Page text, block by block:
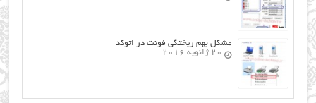
مشکل بهم ریختگی فونت در اتوکد
20 ژانویه 2016